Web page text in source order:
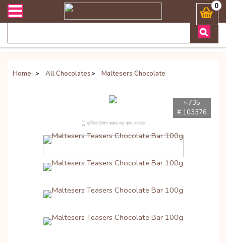
সংক্রান্ত যেকোনো জিজ্ঞাসায় কল করুনঃ ( Whatsapp ) 88019722774440
Home > All Chocolates> Maltesers Chocolate
৳ 735
# 103376
👆 ছবিতে ট্যাপ করুন বড় করে দেখতে